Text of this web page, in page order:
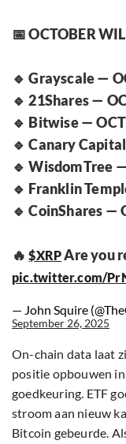
📅 OCTOBER
🔹 Grayscale —
🔹 21Shares —
🔹 Bitwise —
🔹 Canary
🔹 WisdomTree
🔹 Franklin
🔹 CoinShares —
🔥$XRPAre you
pic.twitter.com/
— John Squire
September 26, 2025
On-chain data laat
positie opbouwen
goedkeuring. ETF
stroom aan nieuw
Bitcoin gebeurde.